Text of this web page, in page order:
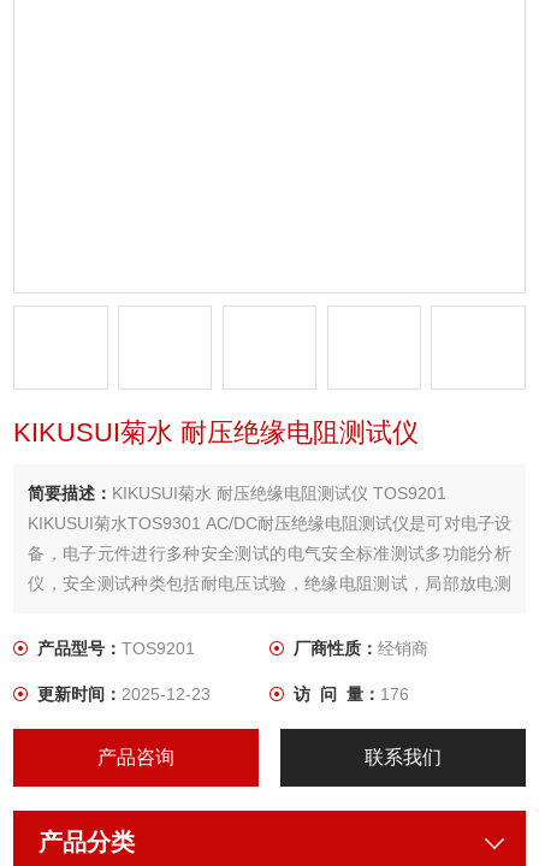
KIKUSUI菊水 耐压绝缘电阻测试仪
简要描述： KIKUSUI菊水 耐压绝缘电阻测试仪 TOS9201
KIKUSUI菊水TOS9301 AC/DC耐压绝缘电阻测试仪是可对电子设
备，电子元件进行多种安全测试的电气安全标准测试多功能分析
仪，安全测试种类包括耐电压试验，绝缘电阻测试，局部放电测
产品型号：TOS9201 厂商性质： 经销商
更新时间：2025-12-23 访 问 量： 176
产品咨询 联系我们
产品分类